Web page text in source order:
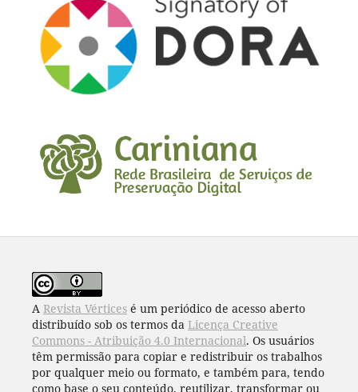
A Revista Vérticesé um periódico de acesso aberto
distribuído sob os termos da Licença Creative
Commons - Atribuição 4.0 Internacional. Os usuários
têm permissão para copiar e redistribuir os trabalhos
por qualquer meio ou formato, e também para, tendo
como base o seu conteúdo, reutilizar, transformar ou